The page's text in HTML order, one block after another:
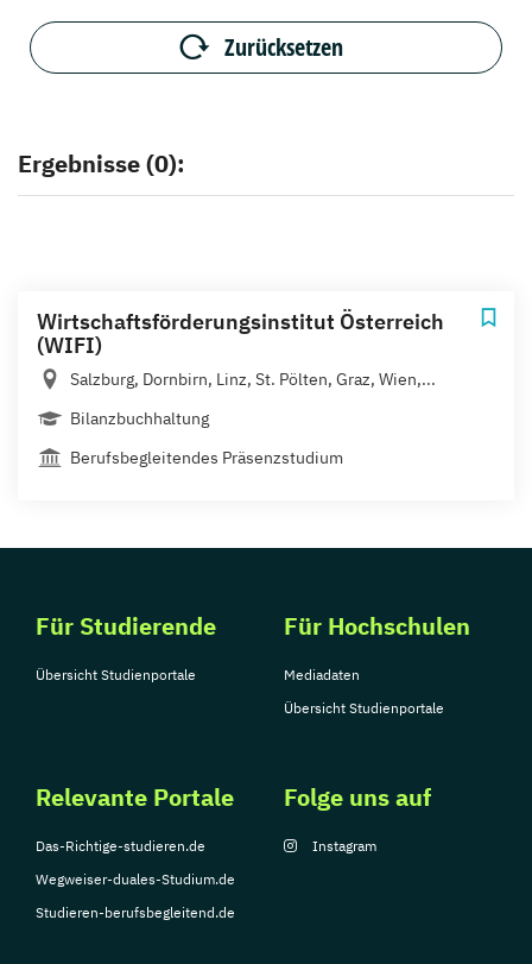
Zurücksetzen
Ergebnisse (0):
Wirtschaftsförderungsinstitut Österreich
(WIFI)
Salzburg, Dornbirn, Linz, St. Pölten, Graz, Wien,...
Bilanzbuchhaltung
Berufsbegleitendes Präsenzstudium
Für Studierende
Übersicht Studienportale
Für Hochschulen
Mediadaten
Übersicht Studienportale
Relevante Portale
Das-Richtige-studieren.de
Wegweiser-duales-Studium.de
Studieren-berufsbegleitend.de
Folge uns auf
Instagram